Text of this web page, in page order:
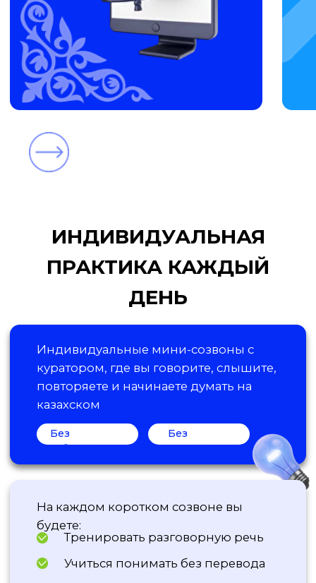
Без
стресса
Без
зубрежки
Индивидуальные мини-созвоны с
куратором, где вы говорите, слышите,
повторяете и начинаете думать на
казахском
будете:
Учиться понимать без перевода
Тренировать разговорную речь
прокачиваем практикой
ОСТАВЬТЕ ЗАЯВКУ
первый бесплатный пробный урок!
+7
Оставить заявку